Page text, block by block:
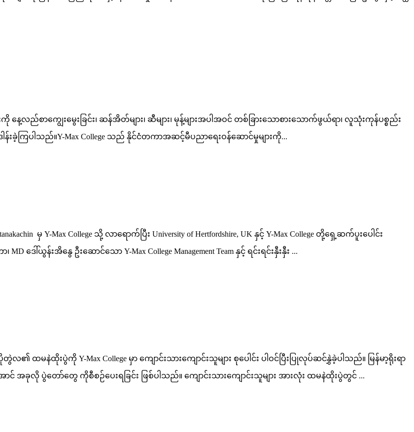
ည်စာကျွေးမွေးခြင်း၊ ဆန်အိတ်များ၊ ဆီများ၊ မုန့်များအပါအဝင် တစ်ခြားသောစားသောက်ဖွယ်ရာ၊ လူသုံးကုန်ပစ္စည်း
လှူဒါန်းခဲ့ကြပါသည်။Y-Max College သည် နိုင်ငံတကာအဆင့်မီပညာရေးဝန်ဆောင်မှုများကို...
မှ Y-Max College သို့ လာရောက်ပြီး University of Hertfordshire, UK နှင့် Y-Max College တို့ရှေ့ဆက်ပူးပေါင်း
ဒေါ်ယွန်းအိနွေ ဦးဆောင်သော Y-Max College Management Team နှင့် ရင်းရင်းနှီးနှီး ...
မနဲထိုးပွဲကို Y-Max College မှာ ကျောင်းသားကျောင်းသူများ စုပေါင်း ပါဝင်ပြီးပြုလုပ်ဆင်နွှဲခဲ့ပါသည်။ မြန်မာ့ရိုးရာ
အခုလို ပွဲတော်တွေ ကိုစီစဉ်ပေးရခြင်း ဖြစ်ပါသည်။ ကျောင်းသားကျောင်းသူများ အားလုံး ထမနဲထိုးပွဲတွင် ...